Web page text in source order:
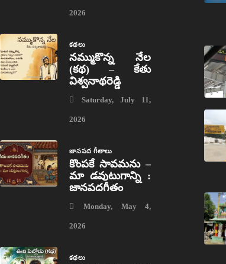
2026
కథలు
నమ్ముకొన్న నేల
(కథ) – కేతు
విశ్వనాథరెడ్డి
Saturday, July 11,
2026
జానపద గీతాలు
కొంపకే సావమను –
మా డవుటుగాన్ని :
జానపదగీతం
Monday, May 4,
2026
కథలు